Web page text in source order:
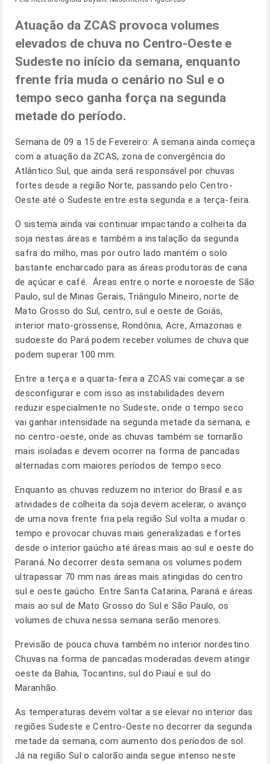
Atuação da ZCAS provoca volumes
elevados de chuva no Centro-Oeste e
Sudeste no início da semana, enquanto
frente fria muda o cenário no Sul e o
tempo seco ganha força na segunda
metade do período.
Semana de 09 a 15 de Fevereiro: A semana ainda começa
com a atuação da ZCAS, zona de convergência do
Atlântico Sul, que ainda será responsável por chuvas
fortes desde a região Norte, passando pelo Centro-
Oeste até o Sudeste entre esta segunda e a terça-feira.
O sistema ainda vai continuar impactando a colheita da
soja nestas áreas e também a instalação da segunda
safra do milho, mas por outro lado mantém o solo
bastante encharcado para as áreas produtoras de cana
de açúcar e café. Áreas entre o norte e noroeste de São
Paulo, sul de Minas Gerais, Triângulo Mineiro, norte de
Mato Grosso do Sul, centro, sul e oeste de Goiás,
interior mato-grossense, Rondônia, Acre, Amazonas e
sudoeste do Pará podem receber volumes de chuva que
podem superar 100 mm.
Entre a terça e a quarta-feira a ZCAS vai começar a se
desconfigurar e com isso as instabilidades devem
reduzir especialmente no Sudeste, onde o tempo seco
vai ganhar intensidade na segunda metade da semana, e
no centro-oeste, onde as chuvas também se tornarão
mais isoladas e devem ocorrer na forma de pancadas
alternadas com maiores períodos de tempo seco.
Enquanto as chuvas reduzem no interior do Brasil e as
atividades de colheita da soja devem acelerar, o avanço
de uma nova frente fria pela região Sul volta a mudar o
tempo e provocar chuvas mais generalizadas e fortes
desde o interior gaúcho até áreas mais ao sul e oeste do
Paraná. No decorrer desta semana os volumes podem
ultrapassar 70 mm nas áreas mais atingidas do centro
sul e oeste gaúcho. Entre Santa Catarina, Paraná e áreas
mais ao sul de Mato Grosso do Sul e São Paulo, os
volumes de chuva nessa semana serão menores.
Previsão de pouca chuva também no interior nordestino.
Chuvas na forma de pancadas moderadas devem atingir
oeste da Bahia, Tocantins, sul do Piauí e sul do
Maranhão.
As temperaturas devem voltar a se elevar no interior das
regiões Sudeste e Centro-Oeste no decorrer da segunda
metade da semana, com aumento dos períodos de sol.
Já na região Sul o calorão ainda segue intenso neste